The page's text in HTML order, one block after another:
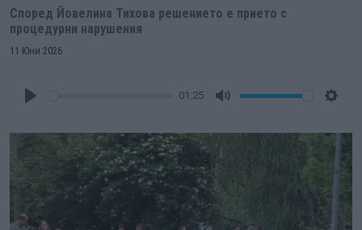
Според Йовелина Тихова решението е прието с
процедурни нарушения
11 Юни 2026
01:25